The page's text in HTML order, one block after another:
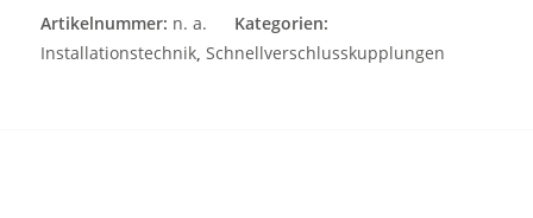
Alternative:
Artikelnummer: n. a.
Kategorien:
Installationstechnik, Schnellverschlusskupplungen